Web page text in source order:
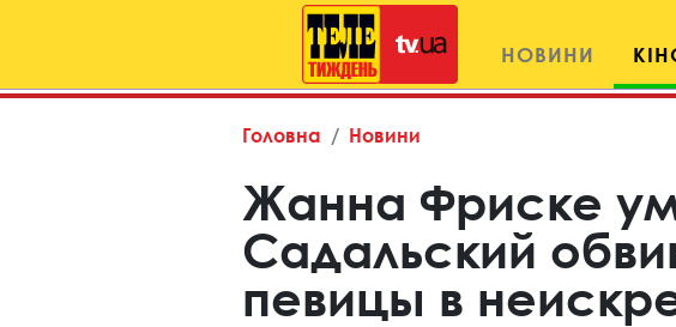
НОВИНИ
Головна Новини
Жанна Фриске
Садальский
певицы в